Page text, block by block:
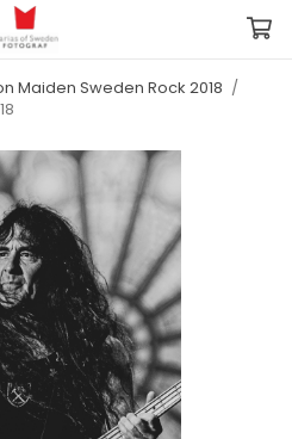
Maiden Sweden Rock 2018 /